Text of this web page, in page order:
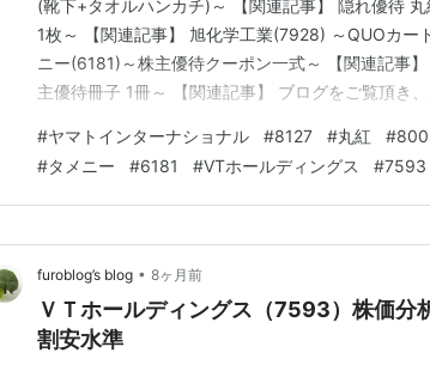
(靴下+タオルハンカチ)～ 【関連記事】 隠れ優待
1枚～ 【関連記事】 旭化学工業(7928) ～QUOカー
ニー(6181)～株主優待クーポン一式～ 【関連記事
主優待冊子 1冊～ 【関連記事】 ブログをご覧頂き
で、 兼業投資家として活動しています。 今週も優
#ヤマトインターナショナル #8127 #丸紅 #
#タメニー #6181 #VTホールディングス #7593
furoblog’s blog • 8ヶ月前
ＶＴホールディングス（7593）株価分
割安水準